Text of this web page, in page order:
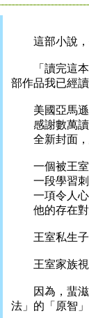
這部小說，
「讀完這本
部作品我已經
美國亞馬遜
感謝數萬讀
全新封面，
一個被王室
一段學習刺
一項令人心
他的存在對
王室私生子
王室家族視他
因為，蜚滋
法」的「原智」